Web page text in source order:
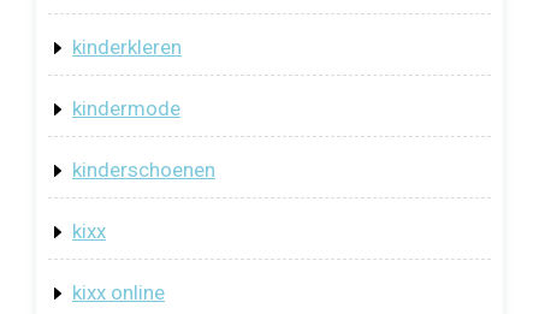
kinderkleren
kindermode
kinderschoenen
kixx
kixx online